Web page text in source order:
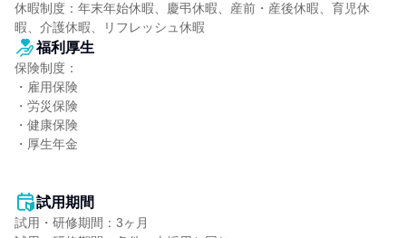
休暇制度：年末年始休暇、慶弔休暇、産前・産後休暇、育児休
暇、介護休暇、リフレッシュ休暇
福利厚生
保険制度：
・雇用保険
・労災保険
・健康保険
・厚生年金
試用期間
試用・研修期間：3ヶ月